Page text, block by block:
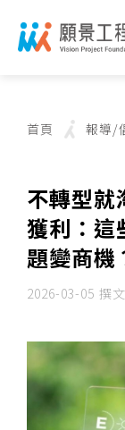
首頁 報導/
不轉型就
獲利：這
題變商機
2026-03-05 撰